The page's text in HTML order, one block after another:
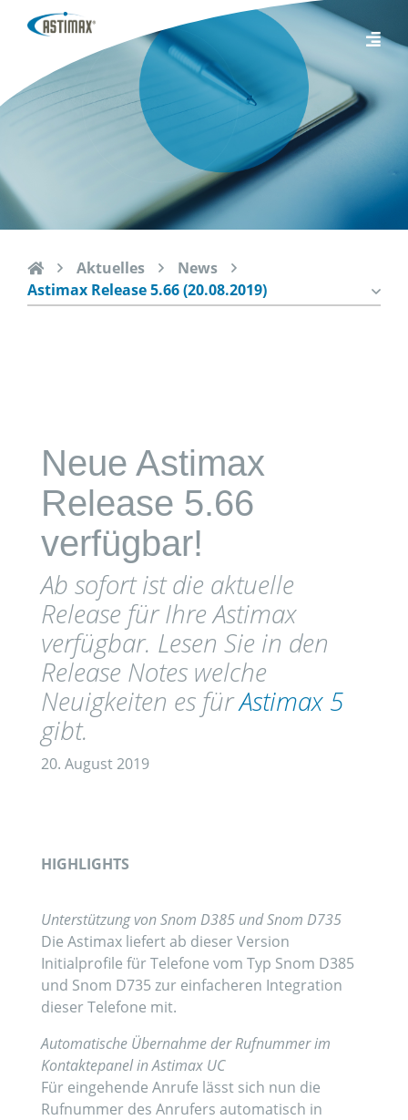
Aktuelles News
Neue Astimax
Release 5.66
verfügbar!
Ab sofort ist die aktuelle
Release für Ihre Astimax
verfügbar. Lesen Sie in den
Release Notes welche
Neuigkeiten es fürAstimax 5
gibt.
20. August 2019
HIGHLIGHTS
Unterstützung von Snom D385 und Snom D735
Die Astimax liefert ab dieser Version
Initialprofile für Telefone vom Typ Snom D385
und Snom D735 zur einfacheren Integration
dieser Telefone mit.
Automatische Übernahme der Rufnummer im
Kontaktepanel in Astimax UC
Für eingehende Anrufe lässt sich nun die
Rufnummer des Anrufers automatisch in